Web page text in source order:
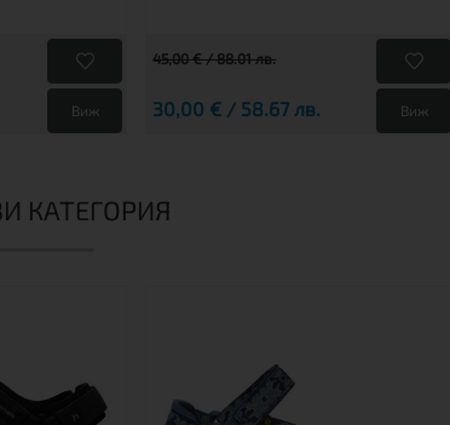
Виж
45,00 € / 88.01 лв.
30,00 € / 58.67 лв. Виж
КАТЕГОРИЯ